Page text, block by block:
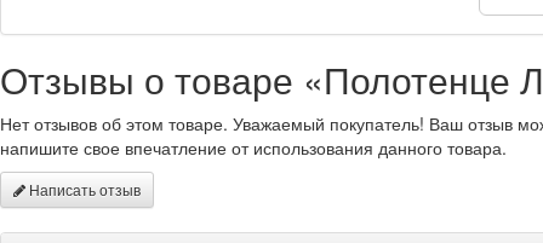
Отзывы о товаре «Полотенце
Нет отзывов об этом товаре. Уважаемый покупатель! Ваш отзыв
напишите свое впечатление от использования данного товара.
Написать отзыв